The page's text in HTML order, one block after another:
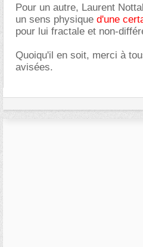
Pour un autre, Laurent
un sens physique d'une
pour lui fractale et non-
Quoiqu'il en soit, merci à
avisées.